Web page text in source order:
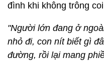
đình khi không trông
"Người lớn đang ở
nhỏ đi, con nít biết gì
đường, rồi lại mang